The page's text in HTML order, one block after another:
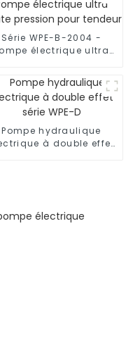
Série WPE-B-2004 -
électrique ultra
tendeur
Pompe hydraulique
à double effet